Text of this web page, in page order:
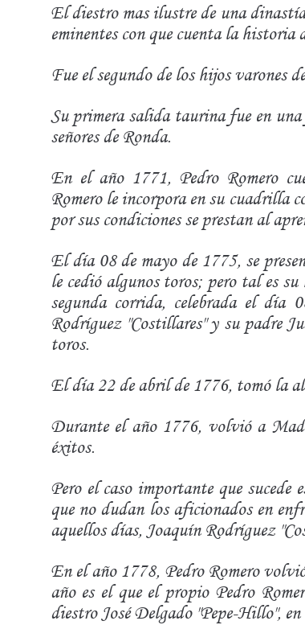
El diestro mas ilustre de una
eminentes con que cuenta la historia
Fue el segundo de los hijos varones
Su primera salida taurina fue en
señores de Ronda.
En el año 1771, Pedro Romero
Romero le incorpora en su cuadrilla
por sus condiciones se prestan al
El día 08 de mayo de 1775, se
le cedió algunos toros; pero tal es
segunda corrida, celebrada el
Rodríguez "Costillares" y su padre
toros.
El día 22 de abril de 1776, tomó la
Durante el año 1776, volvió a
éxitos.
Pero el caso importante que
que no dudan los aficionados en
aquellos días, Joaquín Rodríguez
En el año 1778, Pedro Romero
año es el que el propio Pedro
diestro José Delgado "Pepe-Hillo",